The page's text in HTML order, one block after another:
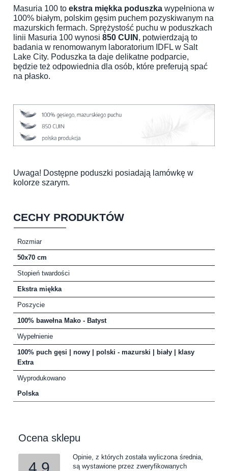
Masuria 100 to ekstra miękka poduszka wypełniona w
100% białym, polskim gęsim puchem pozyskiwanym na
mazurskich fermach. Sprężystość puchu w poduszkach
linii Masuria 100 wynosi 850 CUIN , potwierdzają to
badania w renomowanym laboratorium IDFL w Salt
Lake City. Poduszka ta daje delikatne podparcie,
będzie też odpowiednia dla osób, które preferują spać
na płasko.
Uwaga! Dostępne poduszki posiadają lamówkę w
kolorze szarym.
CECHY PRODUKTÓW
Rozmiar
50x70 cm
Stopień twardości
Ekstra miękka
Poszycie
100% bawełna Mako - Batyst
Wypełnienie
100% puch gęsi | nowy | polski - mazurski | biały | klasy
Extra
Wyprodukowano
Polska
Ocena sklepu
4.9
Opinie, z których została wyliczona średnia,
są wystawione przez zweryfikowanych